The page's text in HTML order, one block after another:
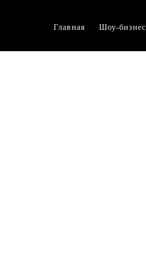
Главная Шоу-бизнес